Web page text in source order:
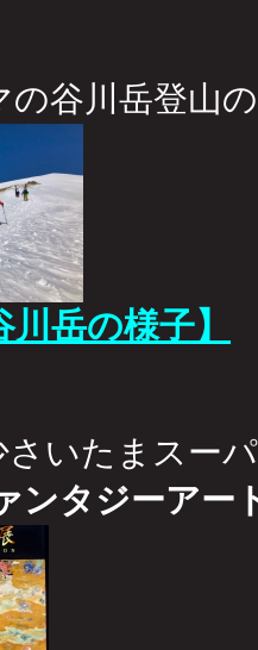
の谷川岳登山
岳の様子】
さいたまスー
ンタジーアー